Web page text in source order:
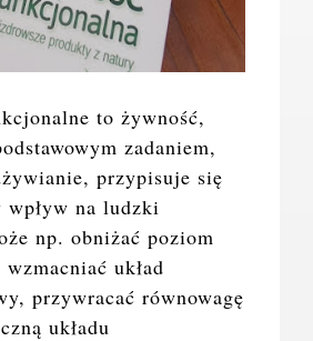
to żywność,
zadaniem,
przypisuje się
na ludzki
np. obniżać poziom
układ
przywracać równowagę
układu